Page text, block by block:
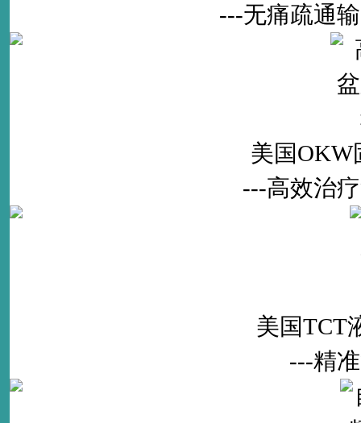
---无痛疏通
美国OKW
---高效治
美国TCT
---精